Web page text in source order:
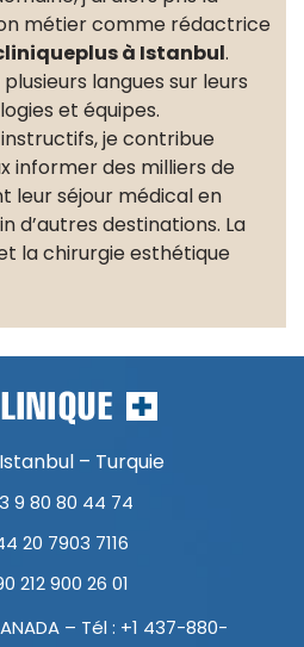
métier comme rédactrice
à Istanbul.
langues sur leurs
et équipes.
je contribue
informer des milliers de
leur séjour médical en
d’autres destinations. La
la chirurgie esthétique
– Turquie
9 80 80 44 74
20 7903 7116
212 900 26 01
– Tél : +1 437-880-